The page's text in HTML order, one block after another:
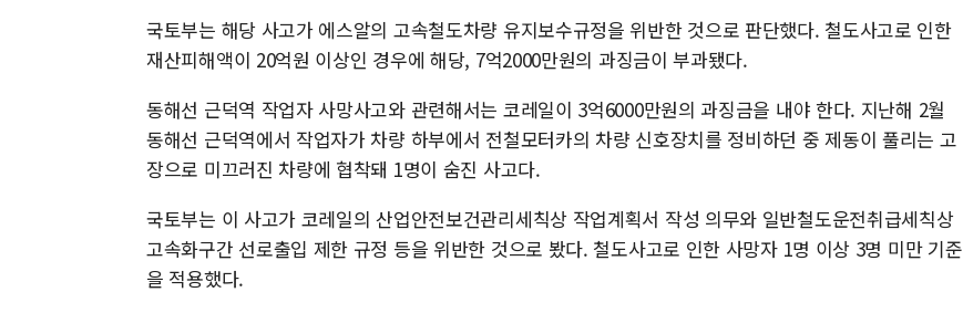
국토부는 해당 사고가 에스알의 고속철도차량 유지보수규정을 위반한 것으로 판단했다. 철도사고로 인한
재산피해액이 20억원 이상인 경우에 해당, 7억2000만원의 과징금이 부과됐다.
동해선 근덕역 작업자 사망사고와 관련해서는 코레일이 3억6000만원의 과징금을 내야 한다. 지난해 2월
동해선 근덕역에서 작업자가 차량 하부에서 전철모터카의 차량 신호장치를 정비하던 중 제동이 풀리는 고
장으로 미끄러진 차량에 협착돼 1명이 숨진 사고다.
국토부는 이 사고가 코레일의 산업안전보건관리세칙상 작업계획서 작성 의무와 일반철도운전취급세칙상
고속화구간 선로출입 제한 규정 등을 위반한 것으로 봤다. 철도사고로 인한 사망자 1명 이상 3명 미만 기준
을 적용했다.